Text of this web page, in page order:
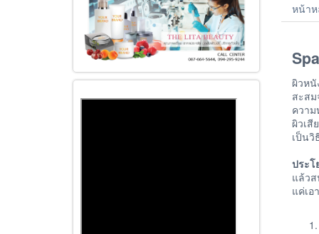
หน้า
ผิวหนั
สะส
ความ
ผิวเสี
เป็นวิ
ประโ
แล้ว
แค่เ